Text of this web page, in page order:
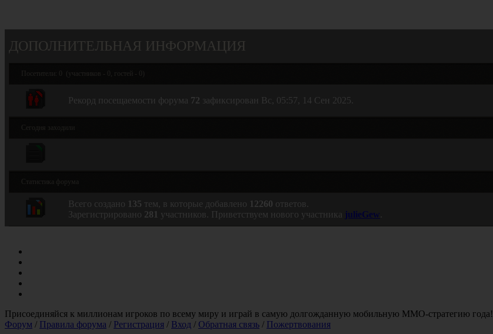
ДОПОЛНИТЕЛЬНАЯ ИНФОРМАЦИЯ
Посетители: (участников - , гостей -
Рекорд посещаемости форума 72 зафиксирован Вс, 05:57, 14 Сен 2025.
Сегодня заходили
Статистика форума
Всего создано 135 тем, в которые добавлено 12260 ответов.
Зарегистрировано 281 участников. Приветствуем нового участника julieGew
Присоединяйся к миллионам игроков по всему миру и играй в самую долгожданную мобильную ММО-стратегию года!
Форум / Правила форума / Регистрация / Вход / Обратная связь / Пожертвования